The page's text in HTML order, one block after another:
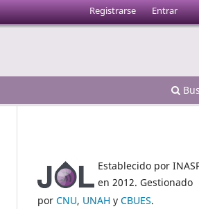
Registrarse Entrar
Establecido por
en 2012. Gestionado
por CNU, UNAH y CBUES.